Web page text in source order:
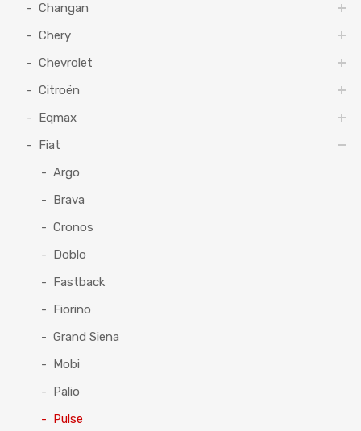
Changan
Chery
Chevrolet
Citroën
Eqmax
Fiat
Argo
Brava
Cronos
Doblo
Fastback
Fiorino
Grand Siena
Mobi
Palio
Pulse